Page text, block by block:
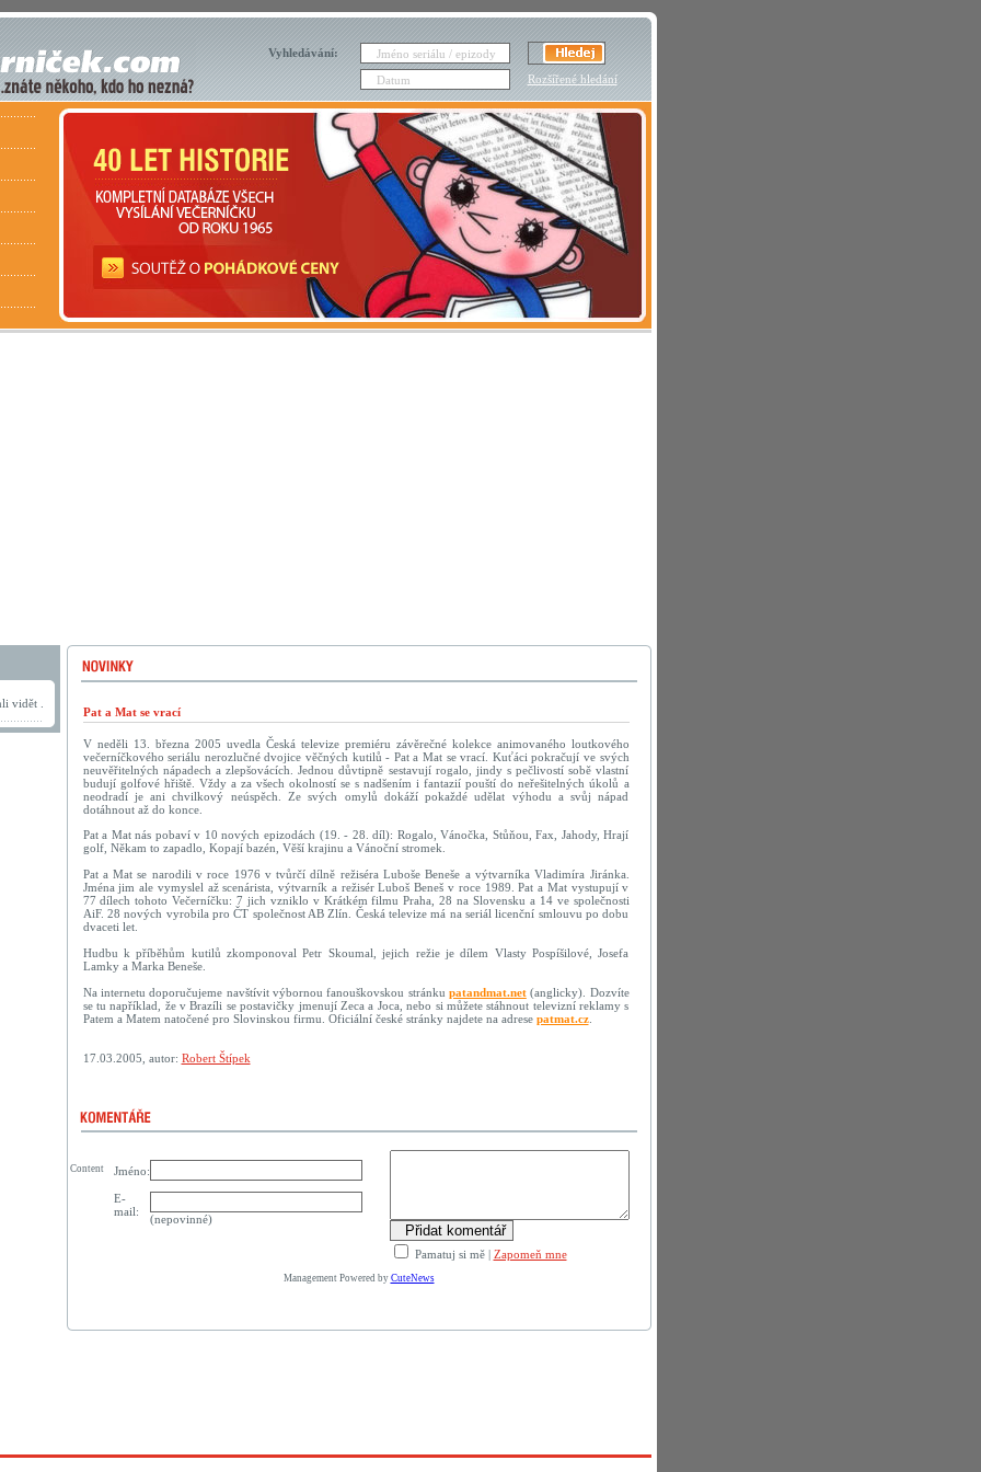
Vyhledávání:
Rozšířené hledání
vidět .
Pat a Mat se vrací
V neděli 13. března 2005 uvedla Česká televize premiéru závěrečné kolekce animovaného loutkového
večerníčkového seriálu nerozlučné dvojice věčných kutilů - Pat a Mat se vrací. Kuťáci pokračují ve svých
neuvěřitelných nápadech a zlepšovácích. Jednou důvtipně sestavují rogalo, jindy s pečlivostí sobě vlastní
budují golfové hřiště. Vždy a za všech okolností se s nadšením i fantazií pouští do neřešitelných úkolů a
neodradí je ani chvilkový neúspěch. Ze svých omylů dokáží pokaždé udělat výhodu a svůj nápad
dotáhnout až do konce.
Pat a Mat nás pobaví v 10 nových epizodách (19. - 28. díl): Rogalo, Vánočka, Stůňou, Fax, Jahody, Hrají
golf, Někam to zapadlo, Kopají bazén, Věší krajinu a Vánoční stromek.
Pat a Mat se narodili v roce 1976 v tvůrčí dílně režiséra Luboše Beneše a výtvarníka Vladimíra Jiránka.
Jména jim ale vymyslel až scenárista, výtvarník a režisér Luboš Beneš v roce 1989. Pat a Mat vystupují v
77 dílech tohoto Večerníčku: 7 jich vzniklo v Krátkém filmu Praha, 28 na Slovensku a 14 ve společnosti
AiF. 28 nových vyrobila pro ČT společnost AB Zlín. Česká televize má na seriál licenční smlouvu po dobu
dvaceti let.
Hudbu k příběhům kutilů zkomponoval Petr Skoumal, jejich režie je dílem Vlasty Pospíšilové, Josefa
Lamky a Marka Beneše.
Na internetu doporučujeme navštívit výbornou fanouškovskou stránku patandmat.net(anglicky). Dozvíte
se tu například, že v Brazíli se postavičky jmenují Zeca a Joca, nebo si můžete stáhnout televizní reklamy s
Patem a Matem natočené pro Slovinskou firmu. Oficiální české stránky najdete na adrese patmat.cz.
17.03.2005, autor: Robert Štípek
Jméno:
Pamatuj si mě| Zapomeň mne
E-
mail:
(nepovinné)
Content
Management Powered by CuteNews